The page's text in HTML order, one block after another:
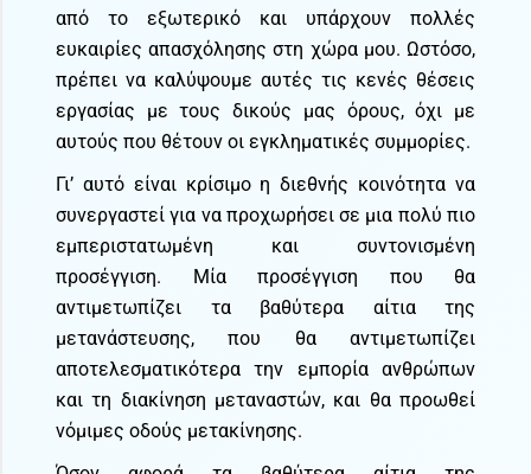
από το εξωτερικό και υπάρχουν πολλές
ευκαιρίες απασχόλησης στη χώρα μου. Ωστόσο,
πρέπει να καλύψουμε αυτές τις κενές θέσεις
εργασίας με τους δικούς μας όρους, όχι με
αυτούς που θέτουν οι εγκληματικές συμμορίες.
Γι’ αυτό είναι κρίσιμο η διεθνής κοινότητα να
συνεργαστεί για να προχωρήσει σε μια πολύ πιο
εμπεριστατωμένη και συντονισμένη
προσέγγιση. Μία προσέγγιση που θα
αντιμετωπίζει τα βαθύτερα αίτια της
μετανάστευσης, που θα αντιμετωπίζει
αποτελεσματικότερα την εμπορία ανθρώπων
και τη διακίνηση μεταναστών, και θα προωθεί
νόμιμες οδούς μετακίνησης.